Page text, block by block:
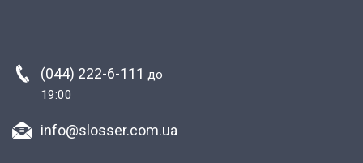
(044) 222-6-111 до
19:00
info@slosser.com.ua